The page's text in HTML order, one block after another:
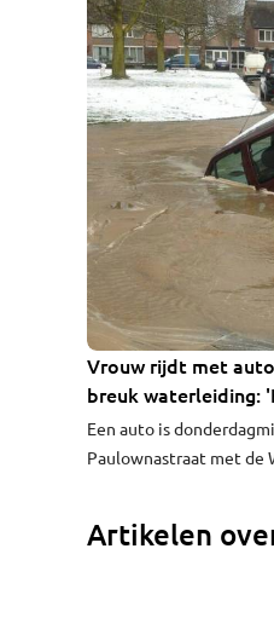
Vrouw rijdt met
breuk waterleiding:
Een auto is
Paulownastraat met de
een meter diep. De
1:18
Artikelen